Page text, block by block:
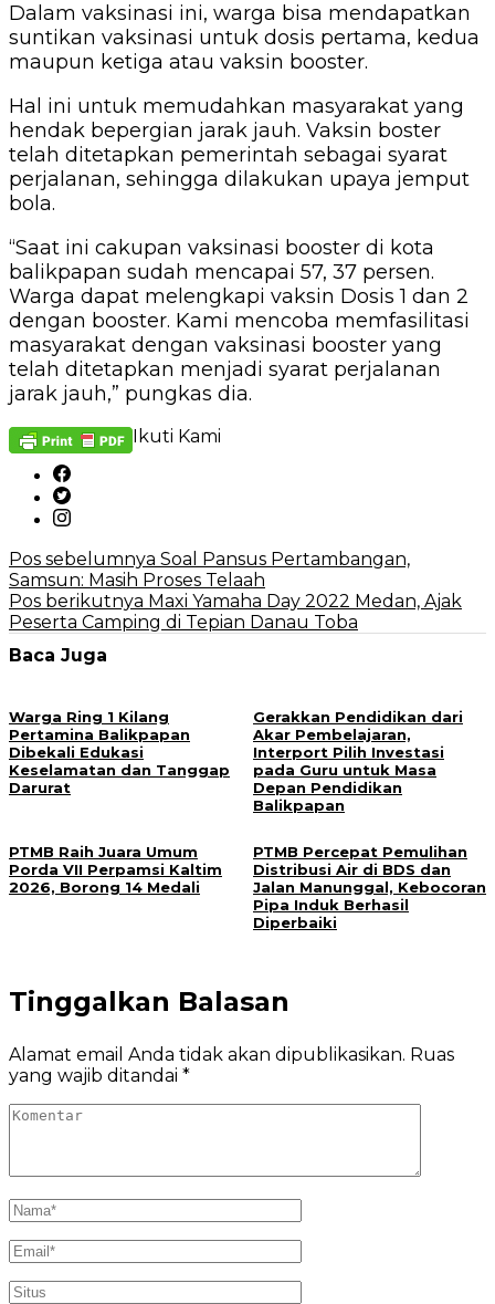
Dalam vaksinasi ini, warga bisa mendapatkan
suntikan vaksinasi untuk dosis pertama, kedua
maupun ketiga atau vaksin booster.
Hal ini untuk memudahkan masyarakat yang
hendak bepergian jarak jauh. Vaksin boster
telah ditetapkan pemerintah sebagai syarat
perjalanan, sehingga dilakukan upaya jemput
bola.
“Saat ini cakupan vaksinasi booster di kota
balikpapan sudah mencapai 57, 37 persen.
Warga dapat melengkapi vaksin Dosis 1 dan 2
dengan booster. Kami mencoba memfasilitasi
masyarakat dengan vaksinasi booster yang
telah ditetapkan menjadi syarat perjalanan
jarak jauh,” pungkas dia.
Ikuti Kami
Navigasi
pos
Pos sebelumnya Soal Pansus Pertambangan,
Samsun: Masih Proses Telaah
Pos berikutnya Maxi Yamaha Day 2022 Medan, Ajak
Peserta Camping di Tepian Danau Toba
Baca Juga
Warga Ring 1 Kilang
Pertamina Balikpapan
Dibekali Edukasi
Keselamatan dan Tanggap
Darurat
Gerakkan Pendidikan dari
Akar Pembelajaran,
Interport Pilih Investasi
pada Guru untuk Masa
Depan Pendidikan
Balikpapan
PTMB Raih Juara Umum
Porda VII Perpamsi Kaltim
2026, Borong 14 Medali
PTMB Percepat Pemulihan
Distribusi Air di BDS dan
Jalan Manunggal, Kebocoran
Pipa Induk Berhasil
Diperbaiki
Tinggalkan Balasan
Alamat email Anda tidak akan dipublikasikan. Ruas
yang wajib ditandai *